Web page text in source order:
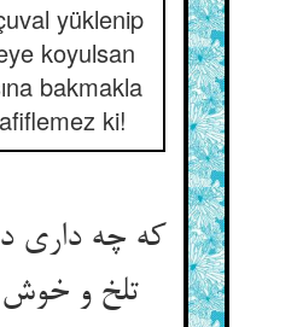
yüklenip
koyulsan
bakmakla
ki!
که چه داری
تلخ و